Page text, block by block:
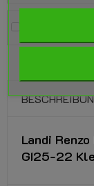
25 -
Landi
GI25-22